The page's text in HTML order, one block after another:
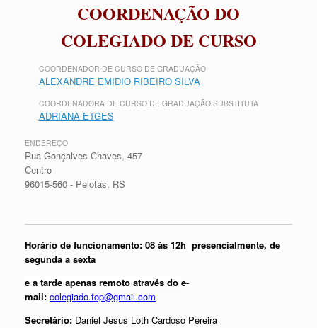
COORDENAÇÃO DO
COLEGIADO DE CURSO
COORDENADOR DE CURSO DE GRADUAÇÃO
ALEXANDRE EMIDIO RIBEIRO SILVA
COORDENADORA DE CURSO DE GRADUAÇÃO SUBSTITUTA
ADRIANA ETGES
ENDEREÇO
Rua Gonçalves Chaves, 457
Centro
96015-560 - Pelotas, RS
Horário de funcionamento: 08 às 12h presencialmente, de
segunda a sexta
e a tarde apenas remoto através do e-
mail: colegiado.fop@gmail.com
Secretário: Daniel Jesus Loth Cardoso Pereira